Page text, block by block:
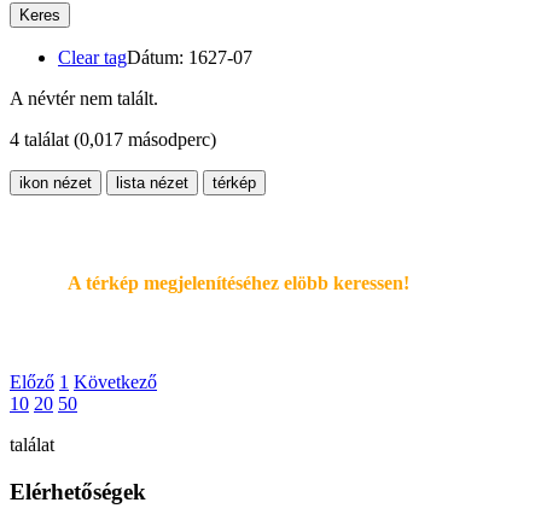
Keres
Clear tagDátum: 1627-07
A névtér nem talált.
4 találat (0,017 másodperc)
ikon nézet lista nézet térkép
A térkép megjelenítéséhez elöbb keressen!
Előző 1 Következő
10 20 50
találat
Elérhetőségek